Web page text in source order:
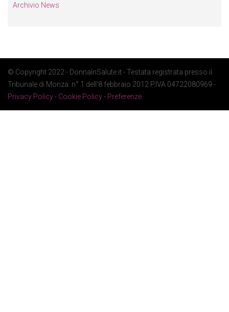
Archivio News
© Copyright 2022 - DonnaInSalute.it - Testata registrata presso il
Tribunale di Monza: n° 1 dell'8 febbraio 2012 P.IVA 04722080969 -
Privacy Policy- Cookie Policy- Preferenze